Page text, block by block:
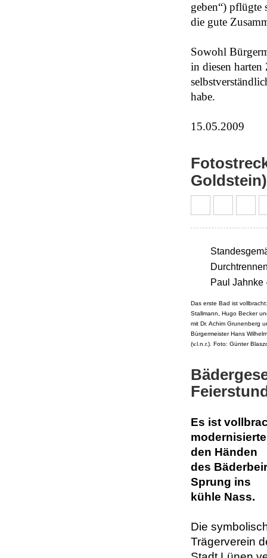
geben“) pflügte
die gute
Sowohl
in diesen
habe.
15.05.2009
Goldstein)
Paul Jahnke
Das erste Bad ist
Stallmann, Hugo Becker
mit Dr. Achim Grunenberg
Bürgermeister Hans
(v.l.n.r.). Foto: Günter
Es ist
den Händen
des
Sprung ins
kühle Nass.
Die
Trägerverein